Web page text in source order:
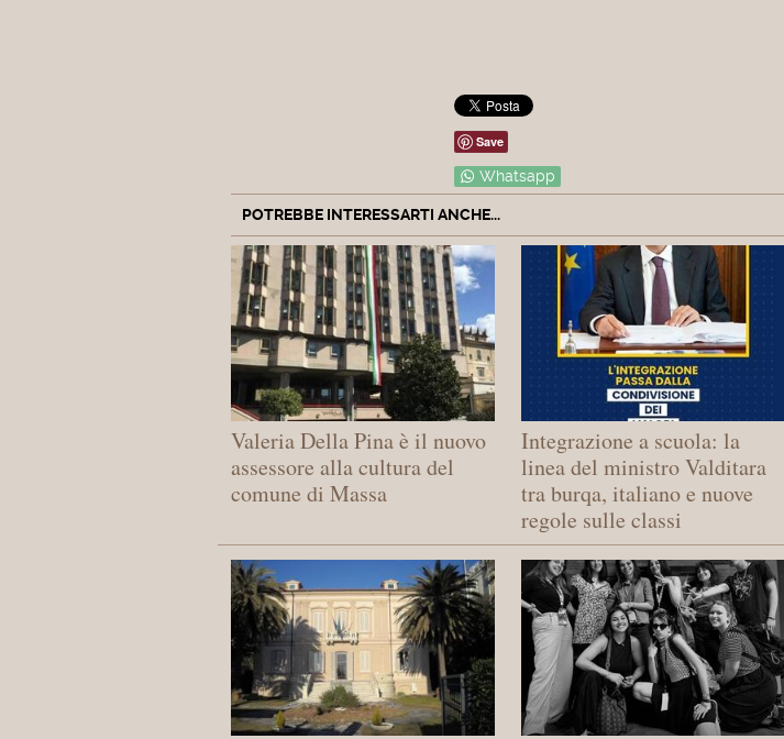
Save
Whatsapp
POTREBBE INTERESSARTI ANCHE...
Valeria Della Pina è il nuovo
assessore alla cultura del
comune di Massa
Integrazione a scuola: la
linea del ministro Valditara
tra burqa, italiano e nuove
regole sulle classi